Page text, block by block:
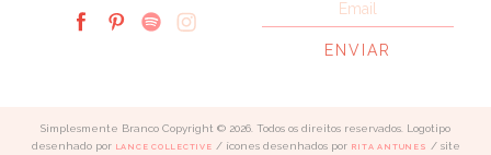
Simplesmente Branco Copyright © 2026. Todos os direitos reservados. Logotipo
desenhado por LANCE COLLECTIVE / ícones desenhados por RITA ANTUNES / site